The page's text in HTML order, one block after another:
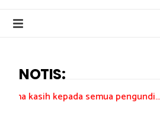
NOTIS:
semua pengundi.......